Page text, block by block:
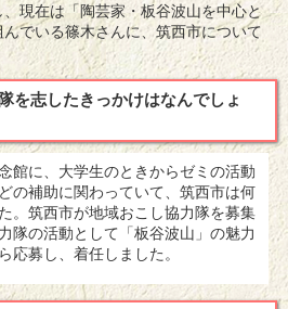
現在は「陶芸家・板谷波山を中心と
でいる篠木さんに、筑西市について
を志したきっかけはなんでしょ
館に、大学生のときからゼミの活動
の補助に関わっていて、筑西市は何
。筑西市が地域おこし協力隊を募集
隊の活動として「板谷波山」の魅力
応募し、着任しました。